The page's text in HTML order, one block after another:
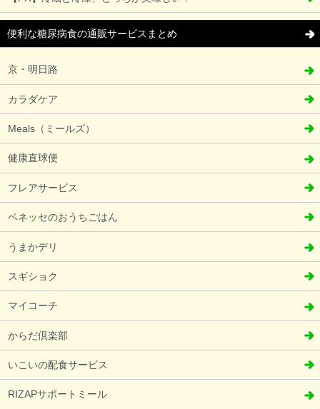
便利な糖尿病食の通販サービスまとめ
京・明日路
カラダケア
Meals（ミールズ）
健康直球便
フレアサービス
ベネッセのおうちごはん
うまかデリ
スギショク
マイコーチ
からだ倶楽部
いこいの配食サービス
RIZAPサポートミール